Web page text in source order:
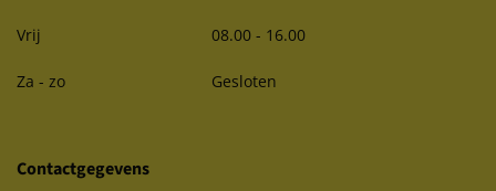
Vrij 08.00 - 16.00
Za - zo Gesloten
Contactgegevens